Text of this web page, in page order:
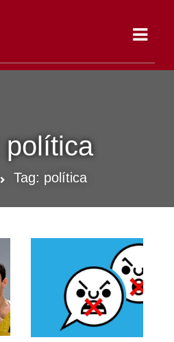
política
Tag: política